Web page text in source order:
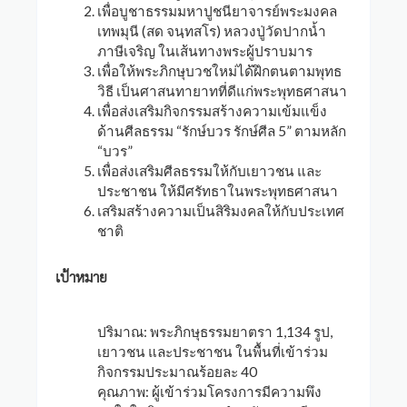
เพื่อบูชาธรรมมหาปูชนียาจารย์พระมงคล
เทพมุนี (สด จนฺทสโร) หลวงปู่วัดปากน้ำ
ภาษีเจริญ ในเส้นทางพระผู้ปราบมาร
เพื่อให้พระภิกษุบวชใหม่ได้ฝึกตนตามพุทธ
วิธี เป็นศาสนทายาทที่ดีแก่พระพุทธศาสนา
เพื่อส่งเสริมกิจกรรมสร้างความเข้มแข็ง
ด้านศีลธรรม “รักษ์บวร รักษ์ศีล 5” ตามหลัก
“บวร”
เพื่อส่งเสริมศีลธรรมให้กับเยาวชน และ
ประชาชน ให้มีศรัทธาในพระพุทธศาสนา
เสริมสร้างความเป็นสิริมงคลให้กับประเทศ
ชาติ
เป้าหมาย
ปริมาณ: พระภิกษุธรรมยาตรา 1,134 รูป,
เยาวชน และประชาชน ในพื้นที่เข้าร่วม
กิจกรรมประมาณร้อยละ 40
คุณภาพ: ผู้เข้าร่วมโครงการมีความพึง